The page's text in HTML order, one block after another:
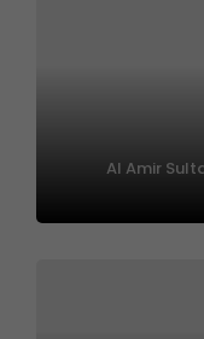
Al Amir